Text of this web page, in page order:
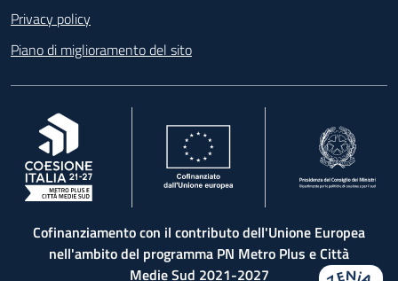
Privacy policy
Piano di miglioramento del sito
, apre in una nuova scheda
Cofinanziamento con il contributo dell'Unione Europea
nell'ambito del programma PN Metro Plus e Città
Medie Sud 2021-2027